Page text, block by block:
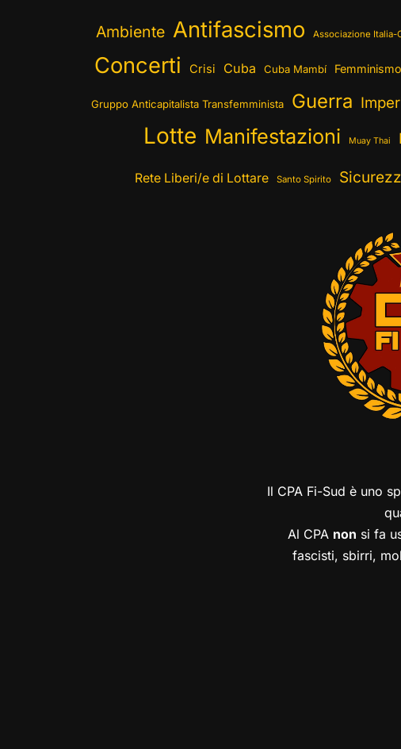
Ambiente Antifascismo Associazione Italia-
Concerti Crisi Cuba Cuba Mambí Femminismo
Gruppo Anticapitalista Transfemminista Guerra
Lotte Manifestazioni Muay Thai
Rete Liberi/e di Lottare Santo Spirito
Il CPA Fi-Sud è uno
Al CPA non si fa
fascisti, sbirri,